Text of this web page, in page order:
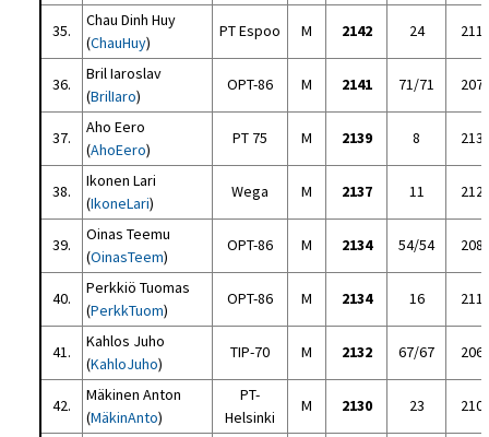
35.
Chau Dinh Huy
(ChauHuy)
PT Espoo M 2142 24
36.
Bril Iaroslav
(BrilIaro)
OPT-86 M 2141 71/71
37.
Aho Eero
(AhoEero)
PT 75 M 2139 8
38.
Ikonen Lari
(IkoneLari)
Wega M 2137 11
39.
Oinas Teemu
(OinasTeem)
OPT-86 M 2134 54/54
40.
Perkkiö Tuomas
(PerkkTuom)
OPT-86 M 2134 16
41.
Kahlos Juho
(KahloJuho)
TIP-70 M 2132 67/67
42.
Mäkinen Anton
(MäkinAnto)
PT-
Helsinki
M 2130 23